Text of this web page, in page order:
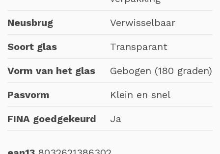
Neusbrug Verwisselbaar
Soort glas Transparant
Vorm van het glas Gebogen (180 graden)
Pasvorm Klein en snel
FINA goedgekeurd Ja